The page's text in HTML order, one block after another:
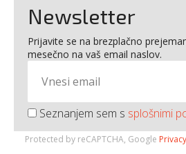
Newsletter
Prijavite se na brezplačno
mesečno na vaš email naslov.
Seznanjem sem s splošnimi
Protected by reCAPTCHA, Google